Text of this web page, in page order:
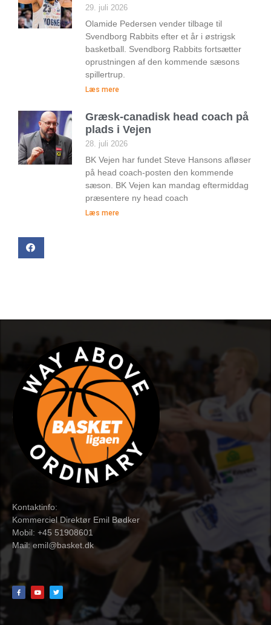
29. juli 2026
Olamide Pedersen vender tilbage til
Svendborg Rabbits efter et år i østrigsk
basketball. Svendborg Rabbits fortsætter
oprustningen af den kommende sæsons
spillertrup.
Læs mere
Græsk-canadisk head coach på
plads i Vejen
28. juli 2026
BK Vejen har fundet Steve Hansons afløser
på head coach-posten den kommende
sæson. BK Vejen kan mandag eftermiddag
præsentere ny head coach
Læs mere
Kontaktinfo:
Kommerciel Direktør Emil Bødker
Mobil: +45 51908601
Mail:emil@basket.dk